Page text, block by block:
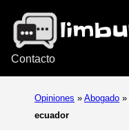
Contacto
Opiniones » Abogado »
ecuador